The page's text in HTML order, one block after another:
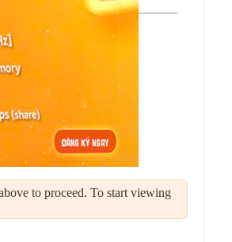
to proceed. To start viewing